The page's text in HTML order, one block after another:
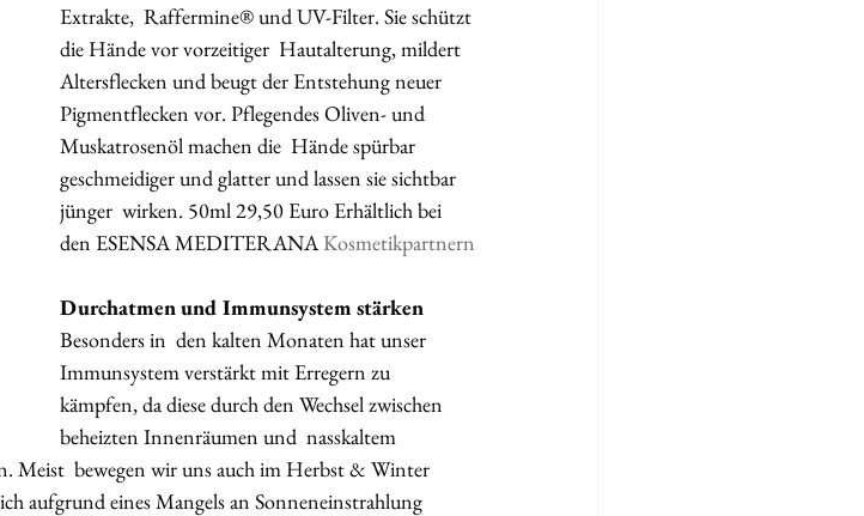
Extrakte,  Raffermine® und UV-Filter. Sie schützt
die Hände vor vorzeitiger  Hautalterung, mildert
Altersflecken und beugt der Entstehung neuer
Pigmentflecken vor. Pflegendes Oliven- und
Muskatrosenöl machen die  Hände spürbar
geschmeidiger und glatter und lassen sie sichtbar
jünger  wirken. 50ml 29,50 Euro Erhältlich bei
den ESENSA MEDITERANA Kosmetikpartnern
Durchatmen und Immunsystem stärken
Besonders in  den kalten Monaten hat unser
Immunsystem verstärkt mit Erregern zu
kämpfen, da diese durch den Wechsel zwischen
beheizten Innenräumen und  nasskaltem
Meist  bewegen wir uns auch im Herbst & Winter
aufgrund eines Mangels an Sonneneinstrahlung